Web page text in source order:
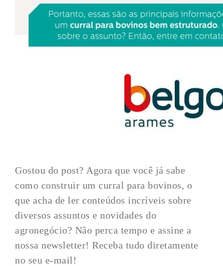
Gostou do post? Agora que você já sabe
como construir um curral para bovinos, o
que acha de ler conteúdos incríveis sobre
diversos assuntos e novidades do
agronegócio? Não perca tempo e assine a
nossa newsletter! Receba tudo diretamente
no seu e-mail!